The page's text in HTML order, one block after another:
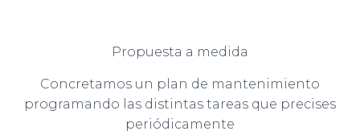
Propuesta a medida
Concretamos un plan de mantenimiento
programando las distintas tareas que precises
periódicamente